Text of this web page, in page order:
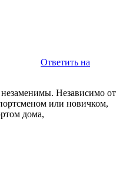
Ответить на
Независимо от
или новичком,
дома,